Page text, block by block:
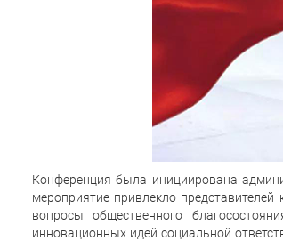
Конференция была инициирована
мероприятие привлекло
вопросы общественного
инновационных идей социальной